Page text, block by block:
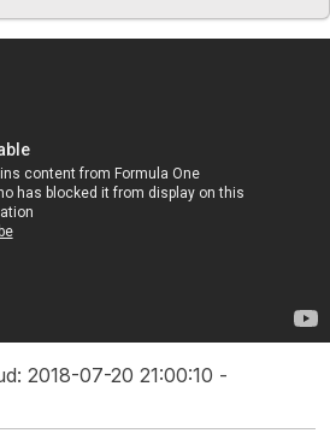
2018-07-20 21:00:10 -